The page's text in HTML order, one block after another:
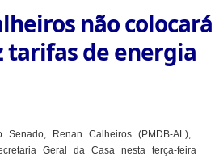
não colocará
tarifas de energia
Senado, Renan Calheiros (PMDB-AL),
Geral da Casa nesta terça-feira